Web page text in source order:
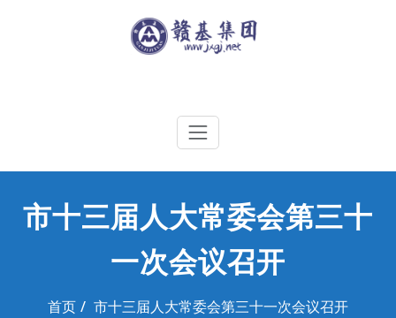
江西赣基集团工程有限公司
市十三届人大常委会第三十
一次会议召开
首页 市十三届人大常委会第三十一次会议召开